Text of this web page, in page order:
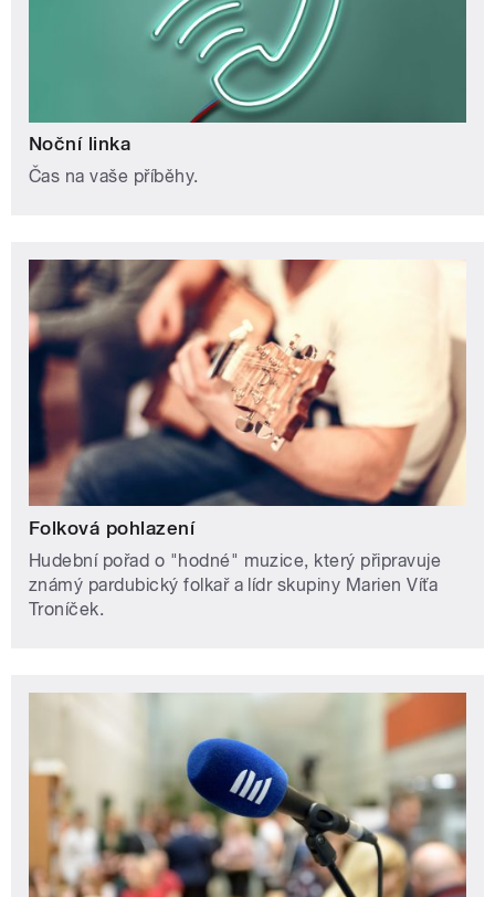
Noční linka
Čas na vaše příběhy.
Folková pohlazení
Hudební pořad o "hodné" muzice, který připravuje
známý pardubický folkař a lídr skupiny Marien Víťa
Troníček.